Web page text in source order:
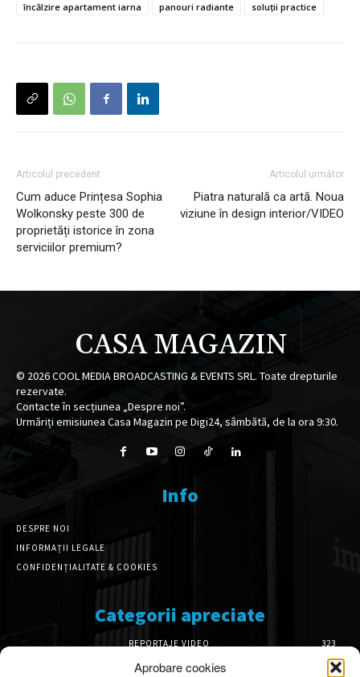
Aprobare cookies
încălzire apartament iarna
panouri radiante soluții practice
Articolul precedent
Cum aduce Prințesa Sophia
Wolkonsky peste 300 de
proprietăți istorice în zona
serviciilor premium?
Articolul următor
Piatra naturală ca artă. Noua
viziune în design interior/VIDEO
CASA MAGAZIN
© 2026COOL MEDIA BROADCASTING & EVENTS SRL. Toate drepturile
rezervate.
Contacte în secțiunea „Despre noi”.
Urmăriți emisiunea Casa Magazin pe Digi24, sâmbătă, de la ora 9:30.
Info
DESPRE NOI
INFORMAȚII LEGALE
CONFIDENȚIALITATE & COOKIES
Categorii apreciate
REPORTAJE VIDEO
323
AMENAJĂRI INTERIOARE
126